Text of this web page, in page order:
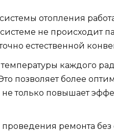
отопления
не происходит
естественной
каждого
позволяет более
не только повышает
ремонта